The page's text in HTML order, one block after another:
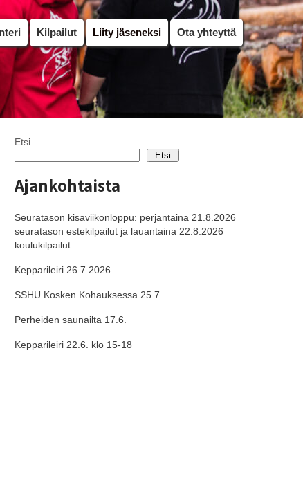
Kilpailut Liity jäseneksi Ota yhteyttä
Etsi
Etsi
Ajankohtaista
Seuratason kisaviikonloppu: perjantaina 21.8.2026
seuratason estekilpailut ja lauantaina 22.8.2026
koulukilpailut
Kepparileiri 26.7.2026
SSHU Kosken Kohauksessa 25.7.
Perheiden saunailta 17.6.
Kepparileiri 22.6. klo 15-18